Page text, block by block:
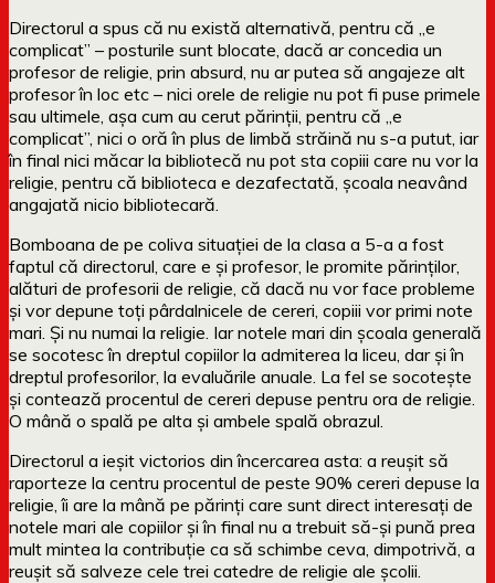
Directorul a spus că nu există alternativă, pentru că „e
complicat” – posturile sunt blocate, dacă ar concedia un
profesor de religie, prin absurd, nu ar putea să angajeze alt
profesor în loc etc – nici orele de religie nu pot fi puse primele
sau ultimele, așa cum au cerut părinții, pentru că „e
complicat”, nici o oră în plus de limbă străină nu s-a putut, iar
în final nici măcar la bibliotecă nu pot sta copiii care nu vor la
religie, pentru că biblioteca e dezafectată, școala neavând
angajată nicio bibliotecară.
Bomboana de pe coliva situației de la clasa a 5-a a fost
faptul că directorul, care e și profesor, le promite părinților,
alături de profesorii de religie, că dacă nu vor face probleme
și vor depune toți pârdalnicele de cereri, copiii vor primi note
mari. Și nu numai la religie. Iar notele mari din școala generală
se socotesc în dreptul copiilor la admiterea la liceu, dar și în
dreptul profesorilor, la evaluările anuale. La fel se socotește
și contează procentul de cereri depuse pentru ora de religie.
O mână o spală pe alta și ambele spală obrazul.
Directorul a ieșit victorios din încercarea asta: a reușit să
raporteze la centru procentul de peste 90% cereri depuse la
religie, îi are la mână pe părinți care sunt direct interesați de
notele mari ale copiilor și în final nu a trebuit să-și pună prea
mult mintea la contribuție ca să schimbe ceva, dimpotrivă, a
reușit să salveze cele trei catedre de religie ale școlii.